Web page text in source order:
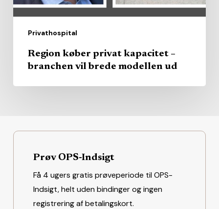
Privathospital
modellen
Region køber privat kapacitet –
branchen vil brede modellen ud
Prøv OPS-Indsigt
Få 4 ugers gratis prøveperiode til OPS-
Indsigt, helt uden bindinger og ingen
registrering af betalingskort.